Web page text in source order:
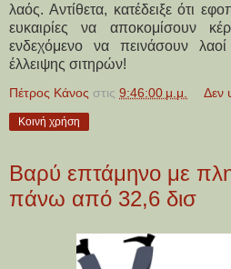
λαός. Αντίθετα, κατέδειξε ότι
ευκαιρίες να αποκομίσουν
ενδεχόμενο να πεινάσουν
έλλειψης σιτηρών!
Πέτρος Κάνος στις 9:46:00 μ.μ. Δεν
Κοινή χρήση
Βαρύ επτάμηνο με
πάνω από 32,6 δισ